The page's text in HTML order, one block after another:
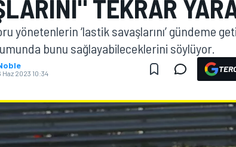
TEKRAR
yönetenlerin ‘lastik savaşlarını’ gündeme
bunu sağlayabileceklerini söylüyor.
Haz 2023 10:34